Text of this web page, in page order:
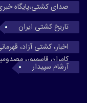
صدای کشتی،پایگاه
تاریخ کشتی ایران
اخبار، کشتی آزاد،
کامران قاسمپور،
آرشام سپیدار